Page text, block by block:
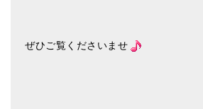
上級講座
ぜひご覧くださいませ